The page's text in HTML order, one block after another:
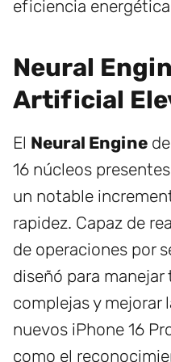
eficiencia
Neural
Artificial
El Neural Engine
16 núcleos
un notable
rapidez. Capaz de
de operaciones por
diseñó para manejar
complejas y mejorar
nuevos iPhone 16
como el